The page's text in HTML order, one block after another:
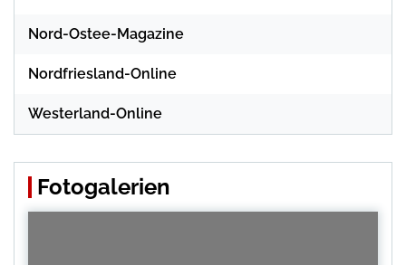
Nord-Ostee-Magazine
Nordfriesland-Online
Westerland-Online
Fotogalerien